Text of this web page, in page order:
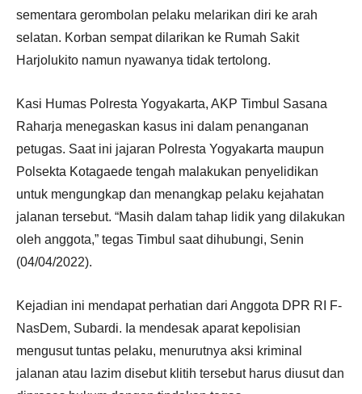
sementara gerombolan pelaku melarikan diri ke arah
selatan. Korban sempat dilarikan ke Rumah Sakit
Harjolukito namun nyawanya tidak tertolong.
Kasi Humas Polresta Yogyakarta, AKP Timbul Sasana
Raharja menegaskan kasus ini dalam penanganan
petugas. Saat ini jajaran Polresta Yogyakarta maupun
Polsekta Kotagaede tengah malakukan penyelidikan
untuk mengungkap dan menangkap pelaku kejahatan
jalanan tersebut. “Masih dalam tahap lidik yang dilakukan
oleh anggota,” tegas Timbul saat dihubungi, Senin
(04/04/2022).
Kejadian ini mendapat perhatian dari Anggota DPR RI F-
NasDem, Subardi. Ia mendesak aparat kepolisian
mengusut tuntas pelaku, menurutnya aksi kriminal
jalanan atau lazim disebut klitih tersebut harus diusut dan